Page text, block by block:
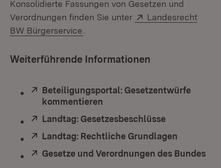
Konsolidierte Fassungen von Gesetzen und
Verordnungen finden Sie unter
Extern:
Landesrecht
BW Bürgerservice.
Weiterführende Informationen
Extern:
Beteiligungsportal: Gesetzentwürfe
kommentieren
Extern:
Landtag: Gesetzesbeschlüsse
Extern:
Landtag: Rechtliche Grundlagen
Extern:
Gesetze und Verordnungen des Bundes